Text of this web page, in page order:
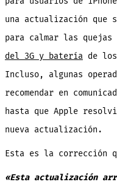
una actualización que
para calmar las quejas
del 3G y bateríade los
Incluso, algunas
recomendar en
hasta que Apple
nueva actualización.
Esta es la corrección
«Esta actualización